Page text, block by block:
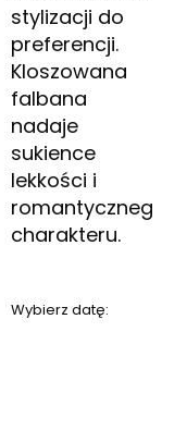
stylizacji do
preferencji.
Kloszowana
falbana
nadaje
sukience
lekkości i
romantycznego
charakteru.
Wybierz datę: